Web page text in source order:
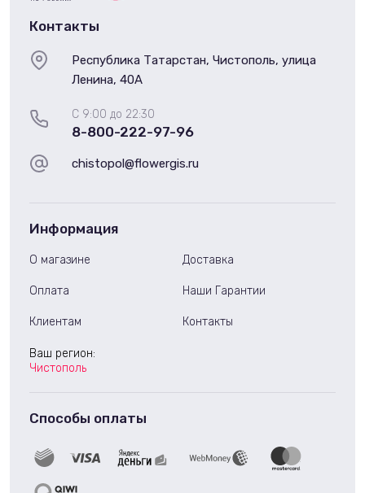
Контакты
С 9:00 до 22:30
8-800-222-97-96
Республика Татарстан, Чистополь, улица
Ленина, 40А
chistopol@flowergis.ru
Информация
О магазине Доставка
Оплата Наши Гарантии
Клиентам Контакты
Ваш регион:
Чистополь
Способы оплаты